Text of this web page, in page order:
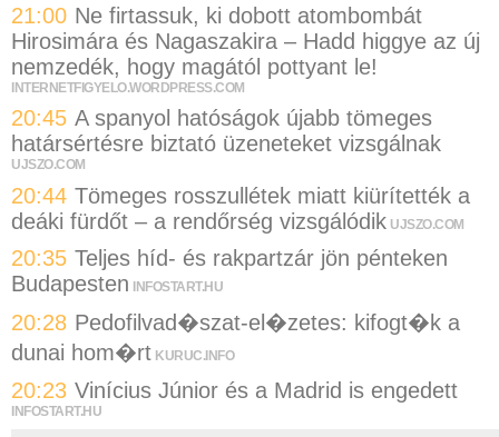
21:00 Ne firtassuk, ki dobott atombombát
Hirosimára és Nagaszakira – Hadd higgye az új
nemzedék, hogy magától pottyant le!
INTERNETFIGYELO.WORDPRESS.COM
20:45 A spanyol hatóságok újabb tömeges
határsértésre biztató üzeneteket vizsgálnak
UJSZO.COM
20:44 Tömeges rosszullétek miatt kiürítették a
deáki fürdőt – a rendőrség vizsgálódik UJSZO.COM
20:35 Teljes híd- és rakpartzár jön pénteken
Budapesten INFOSTART.HU
20:28 Pedofilvad�szat-el�zetes: kifogt�k a
dunai hom�rt KURUC.INFO
20:23 Vinícius Júnior és a Madrid is engedett
INFOSTART.HU